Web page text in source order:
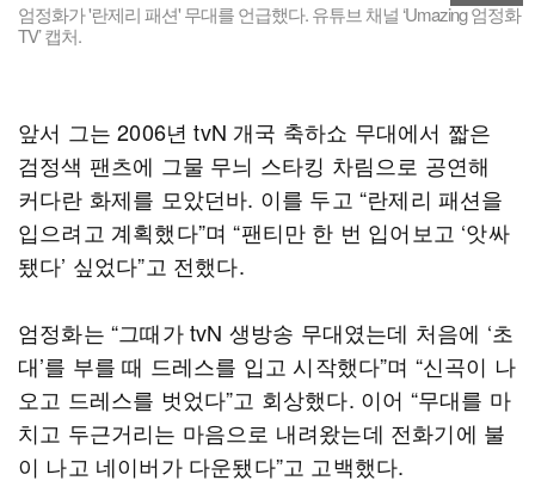
엄정화가 '란제리 패션' 무대를 언급했다. 유튜브 채널 ‘Umazing 엄정화
TV’ 캡처.
앞서 그는 2006년 tvN 개국 축하쇼 무대에서 짧은
검정색 팬츠에 그물 무늬 스타킹 차림으로 공연해
커다란 화제를 모았던바. 이를 두고 “란제리 패션을
입으려고 계획했다”며 “팬티만 한 번 입어보고 ‘앗싸
됐다’ 싶었다”고 전했다.
엄정화는 “그때가 tvN 생방송 무대였는데 처음에 ‘초
대’를 부를 때 드레스를 입고 시작했다”며 “신곡이 나
오고 드레스를 벗었다”고 회상했다. 이어 “무대를 마
치고 두근거리는 마음으로 내려왔는데 전화기에 불
이 나고 네이버가 다운됐다”고 고백했다.